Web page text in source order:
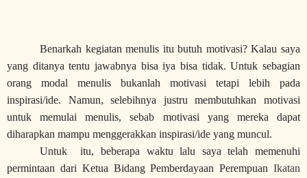
Benarkah kegiatan menulis itu butuh motivasi? Kalau saya
yang ditanya tentu jawabnya bisa iya bisa tidak. Untuk sebagian
orang modal menulis bukanlah motivasi tetapi lebih pada
inspirasi/ide. Namun, selebihnya justru membutuhkan motivasi
untuk memulai menulis, sebab motivasi yang mereka dapat
diharapkan mampu menggerakkan inspirasi/ide yang muncul.
Untuk itu, beberapa waktu lalu saya telah memenuhi
permintaan dari Ketua Bidang Pemberdayaan Perempuan Ikatan